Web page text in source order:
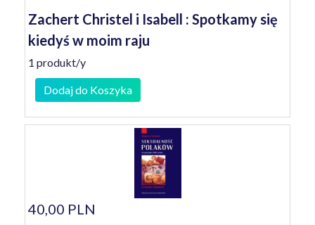
Zachert Christel i Isabell : Spotkamy się
kiedyś w moim raju
1 produkt/y
Dodaj do Koszyka
40,00 PLN